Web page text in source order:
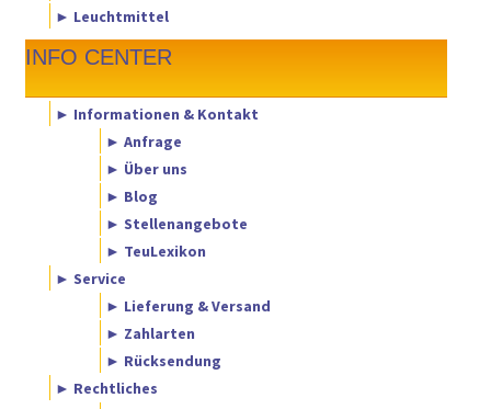
► Leuchtmittel
INFO CENTER
► Informationen & Kontakt
► Anfrage
► Über uns
► Blog
► Stellenangebote
► TeuLexikon
► Service
► Lieferung & Versand
► Zahlarten
► Rücksendung
► Rechtliches